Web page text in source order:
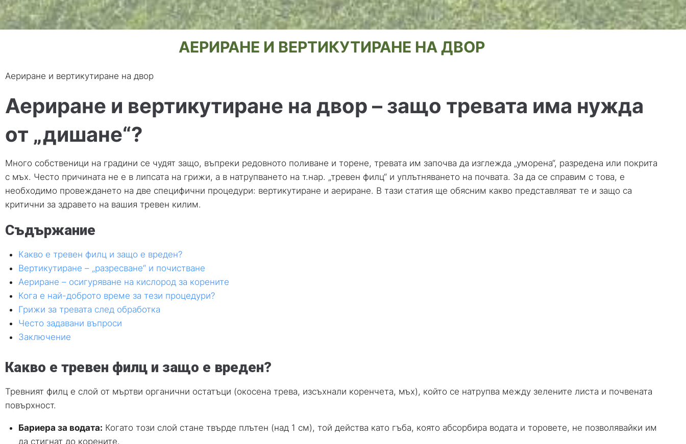
АЕРИРАНЕ И ВЕРТИКУТИРАНЕ НА ДВОР
Аериране и вертикутиране на двор
Аериране и вертикутиране на двор – защо тревата има нужда
от „дишане“?
Много собственици на градини се чудят защо, въпреки редовното поливане и торене, тревата им започва да изглежда „уморена“, разредена или покрита
с мъх. Често причината не е в липсата на грижи, а в натрупването на т.нар. „тревен филц“ и уплътняването на почвата. За да се справим с това, е
необходимо провеждането на две специфични процедури: вертикутиране и аериране. В тази статия ще обясним какво представляват те и защо са
критични за здравето на вашия тревен килим.
Съдържание
Какво е тревен филц и защо е вреден?
Вертикутиране – „разресване“ и почистване
Аериране – осигуряване на кислород за корените
Кога е най-доброто време за тези процедури?
Грижи за тревата след обработка
Често задавани въпроси
Заключение
Какво е тревен филц и защо е вреден?
Тревният филц е слой от мъртви органични остатъци (окосена трева, изсъхнали коренчета, мъх), който се натрупва между зелените листа и почвената
повърхност.
Бариера за водата: Когато този слой стане твърде плътен (над 1 см), той действа като гъба, която абсорбира водата и торовете, не позволявайки им
да стигнат до корените.